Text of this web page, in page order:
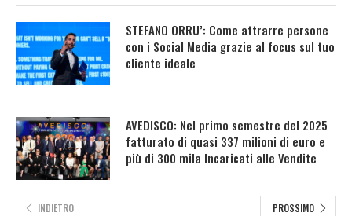
STEFANO ORRU’: Come attrarre persone
con i Social Media grazie al focus sul tuo
cliente ideale
AVEDISCO: Nel primo semestre del 2025
fatturato di quasi 337 milioni di euro e
più di 300 mila Incaricati alle Vendite
INDIETRO PROSSIMO